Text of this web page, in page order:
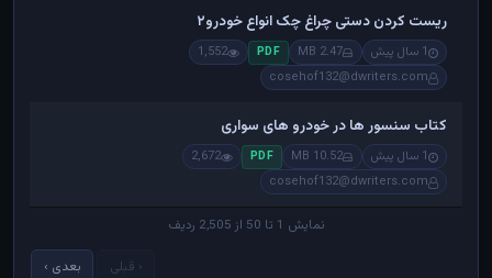
ریست کردن دستی چراغ چک انواع خودرو۲
1 سال پیش 2.47 MB
PDF
1,552
cosehof132@dwriters.com
کتاب سنسور ها در خودرو های سواری
1 سال پیش 10.52 MB
PDF
2,672
cosehof132@dwriters.com
نمایش 1 تا 50 از 2,505 ردیف
‹ قبلی بعدی ›